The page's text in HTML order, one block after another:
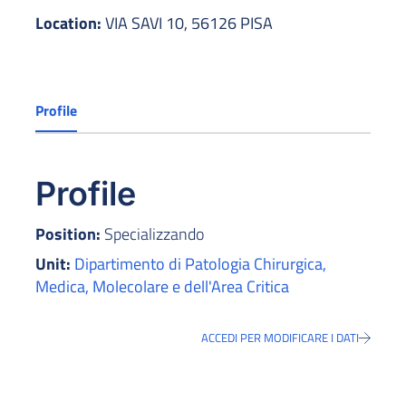
Location:VIA SAVI 10, 56126 PISA
Profile
Profile
Position: Specializzando
Unit: Dipartimento di Patologia Chirurgica,
Medica, Molecolare e dell'Area Critica
ACCEDI PER MODIFICARE I DATI